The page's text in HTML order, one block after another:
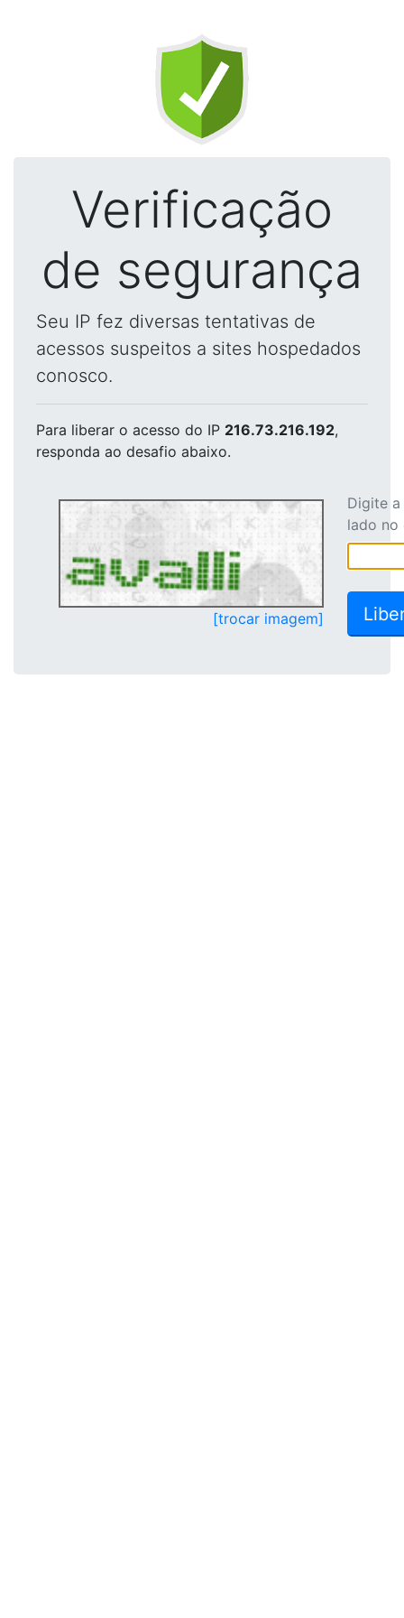
Verificação
de segurança
Seu IP fez diversas tentativas de
acessos suspeitos a sites hospedados
conosco.
Para liberar o acesso do IP 216.73.216.192,
responda ao desafio abaixo.
[trocar imagem]
Digite
lado no